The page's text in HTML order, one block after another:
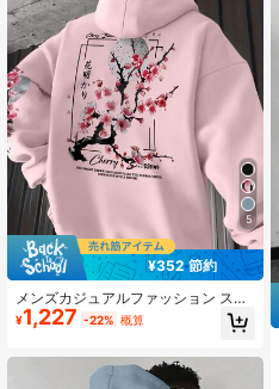
5
¥352 節約
メンズカジュアルファッション スト
リート 梅の花 スローガンプリント
カンガルーポケット ドローストリン
¥1,227 -22% 概算